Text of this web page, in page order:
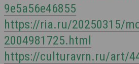
9e5a56e46855
https://ria.ru/20250315/
2004981725.html
https://culturavrn.ru/art/